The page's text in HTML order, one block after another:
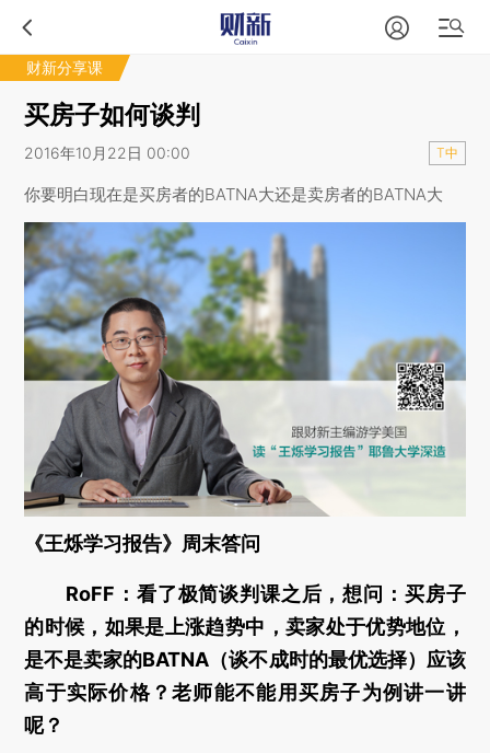
财新分享课
买房子如何谈判
2016年10月22日 00:00 T中
你要明白现在是买房者的BATNA大还是卖房者的BATNA大
《王烁学习报告》周末答问
RoFF：看了极简谈判课之后，想问：买房子
的时候，如果是上涨趋势中，卖家处于优势地位，
是不是卖家的BATNA（谈不成时的最优选择）应该
高于实际价格？老师能不能用买房子为例讲一讲
呢？